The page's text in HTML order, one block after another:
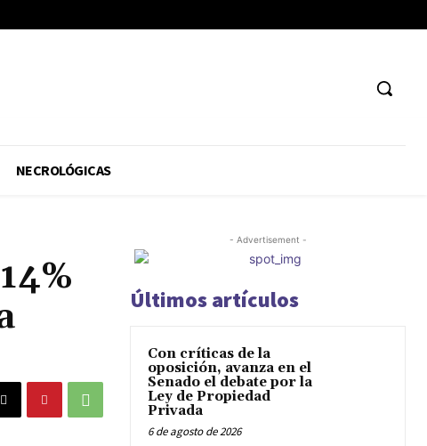
NECROLÓGICAS
- Advertisement -
Últimos artículos
Con críticas de la
oposición, avanza en el
Senado el debate por la
Ley de Propiedad
Privada
6 de agosto de 2026